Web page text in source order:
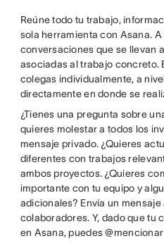
Reúne todo tu trabajo,
sola herramienta con Asana.
conversaciones que se llevan
asociadas al trabajo concreto.
colegas individualmente, a
directamente en donde se
¿Tienes una pregunta sobre
quieres molestar a todos los
mensaje privado. ¿Quieres
diferentes con trabajos
ambos proyectos. ¿Quieres
importante con tu equipo y
adicionales? Envía un mensaje
colaboradores. Y, dado que tu
en Asana, puedes